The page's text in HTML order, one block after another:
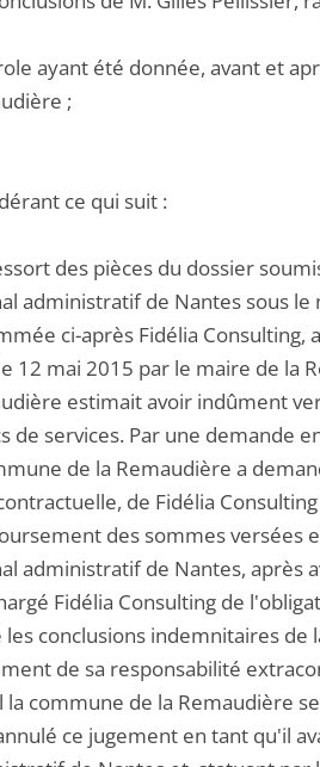
ayant été donnée, avant et
;
ce qui suit :
des pièces du dossier
administratif de Nantes sous le
ci-après Fidélia
12 mai 2015 par le maire de la
estimait avoir indûment
de services. Par une demande
de la Remaudière a
de Fidélia
des sommes versées
administratif de Nantes, après
Fidélia Consulting de
conclusions indemnitaires de
de sa responsabilité
la commune de la Remaudière
ce jugement en tant qu'il